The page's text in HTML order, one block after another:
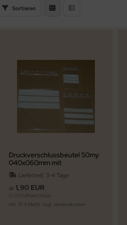
Sortieren
Druckverschlussbeutel 50my
040x060mm mit
Lieferzeit: 3-4 Tage
ab 1,90 EUR
0,02 EUR pro Stück
inkl. 19 % MwSt. zzgl. Versandkosten